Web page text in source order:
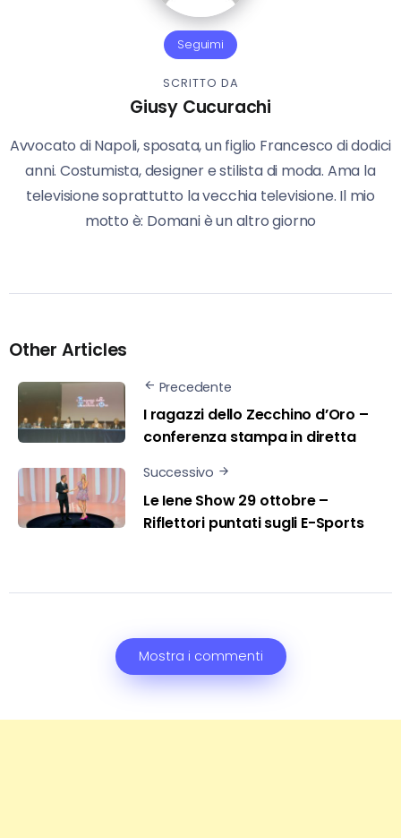
Seguimi
SCRITTO DA
Giusy Cucurachi
Avvocato di Napoli, sposata, un figlio Francesco di dodici
anni. Costumista, designer e stilista di moda. Ama la
televisione soprattutto la vecchia televisione. Il mio
motto è: Domani è un altro giorno
Other Articles
Precedente
I ragazzi dello Zecchino d’Oro –
conferenza stampa in diretta
Successivo
Le Iene Show 29 ottobre –
Riflettori puntati sugli E-Sports
Mostra i commenti